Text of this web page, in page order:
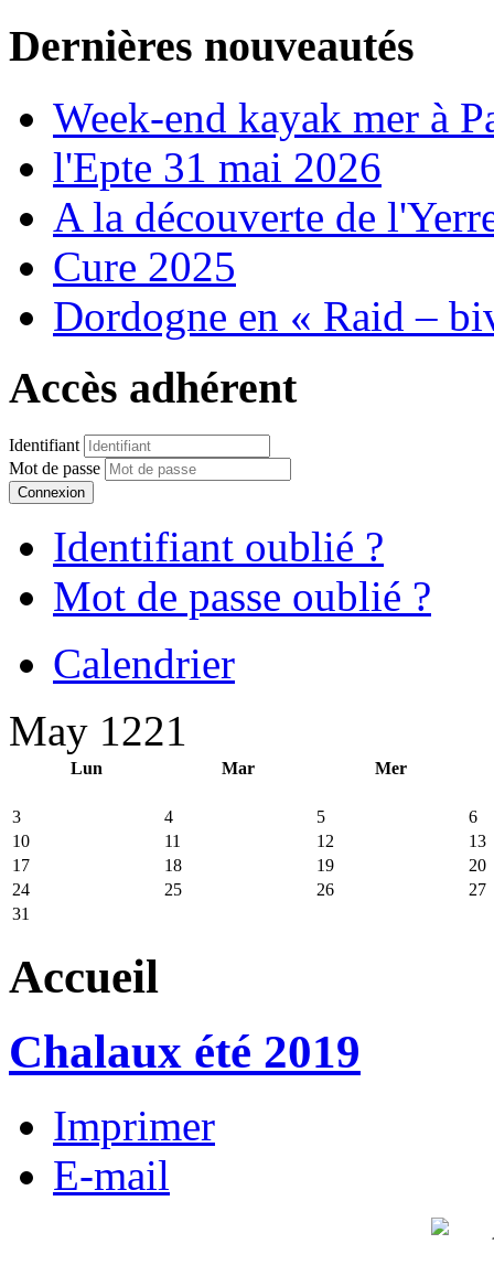
Dernières nouveautés
Week-end kayak mer à
l'Epte 31 mai 2026
A la découverte de
Cure 2025
Dordogne en « Raid –
Accès adhérent
Identifiant
Mot de passe
Connexion
Identifiant oublié ?
Mot de passe oublié ?
Calendrier
May 1221
Lun Mar Mer
3 4 5
6
10
11 12
13
17
18 19
20
24
25 26
27
31
Accueil
Chalaux été 2019
Imprimer
E-mail